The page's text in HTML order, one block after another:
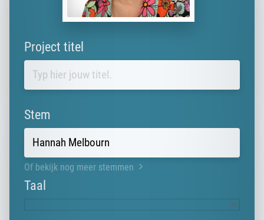
Project titel
Stem
Of bekijk nog meer stemmen
Taal